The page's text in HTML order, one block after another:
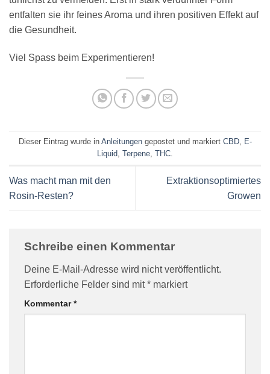
entfalten sie ihr feines Aroma und ihren positiven Effekt auf
die Gesundheit.
Viel Spass beim Experimentieren!
Dieser Eintrag wurde in Anleitungengepostet und markiert CBD, E-
Liquid, Terpene, THC.
Was macht man mit den
Rosin-Resten?
Extraktionsoptimiertes
Growen
Schreibe einen Kommentar
Deine E-Mail-Adresse wird nicht veröffentlicht.
Erforderliche Felder sind mit* markiert
Kommentar*